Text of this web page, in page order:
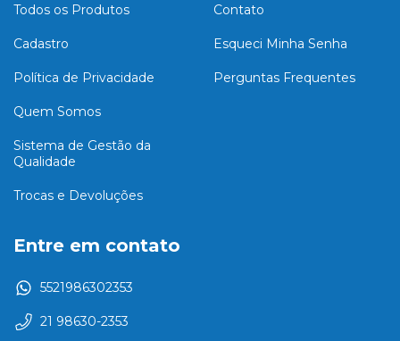
Todos os Produtos
Cadastro
Política de Privacidade
Quem Somos
Sistema de Gestão da
Qualidade
Trocas e Devoluções
Contato
Esqueci Minha Senha
Perguntas Frequentes
Entre em contato
5521986302353
21 98630-2353